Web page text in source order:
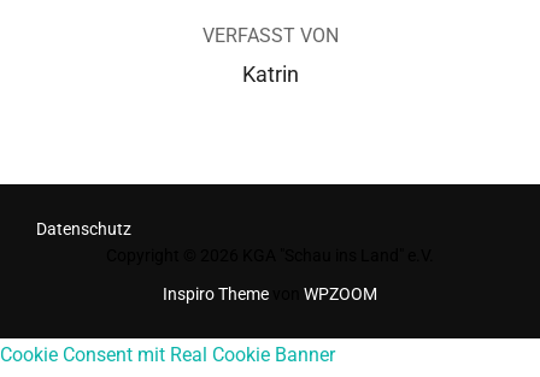
VERFASST VON
Katrin
Datenschutz
Inspiro Theme
WPZOOM
Cookie Consent mit Real Cookie Banner